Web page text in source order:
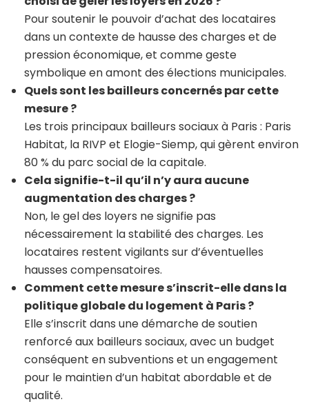
Pour soutenir le pouvoir d’achat des locataires
dans un contexte de hausse des charges et de
pression économique, et comme geste
symbolique en amont des élections municipales.
Quels sont les bailleurs concernés par cette
mesure ?
Les trois principaux bailleurs sociaux à Paris : Paris
Habitat, la RIVP et Elogie-Siemp, qui gèrent environ
80 % du parc social de la capitale.
Cela signifie-t-il qu’il n’y aura aucune
augmentation des charges ?
Non, le gel des loyers ne signifie pas
nécessairement la stabilité des charges. Les
locataires restent vigilants sur d’éventuelles
hausses compensatoires.
Comment cette mesure s’inscrit-elle dans la
politique globale du logement à Paris ?
Elle s’inscrit dans une démarche de soutien
renforcé aux bailleurs sociaux, avec un budget
conséquent en subventions et un engagement
pour le maintien d’un habitat abordable et de
qualité.